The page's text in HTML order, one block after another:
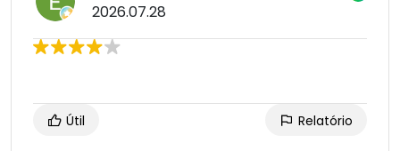
2026.07.28
Útil Relatório